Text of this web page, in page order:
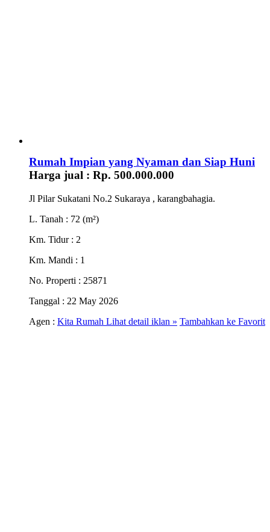
Rumah Impian yang Nyaman dan Siap Huni
Harga jual : Rp. 500.000.000
Jl Pilar Sukatani No.2 Sukaraya , karangbahagia.
L. Tanah : 72 (m²)
Km. Tidur : 2
Km. Mandi : 1
No. Properti : 25871
Tanggal : 22 May 2026
Agen : Kita Rumah Lihat detail iklan » Tambahkan ke Favorit